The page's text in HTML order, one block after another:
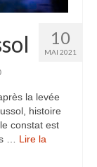
10
MAI 2021
la levée
histoire
constat est
… Lire la